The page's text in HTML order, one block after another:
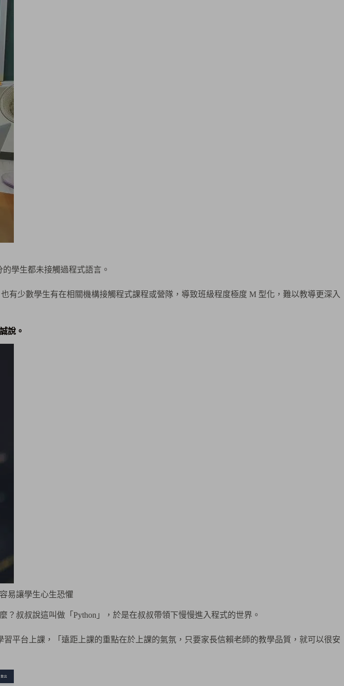
學生都未接觸過程式語言。
有少數學生有在相關機構接觸程式課程或營隊，導致班級程度極度 M 型化，難以教導更深入
說。
易讓學生心生恐懼
叔叔說這叫做「Python」，於是在叔叔帶領下慢慢進入程式的世界。
平台上課，「遠距上課的重點在於上課的氣氛，只要家長信賴老師的教學品質，就可以很安